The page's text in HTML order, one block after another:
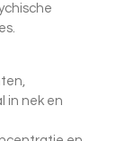
in nek en